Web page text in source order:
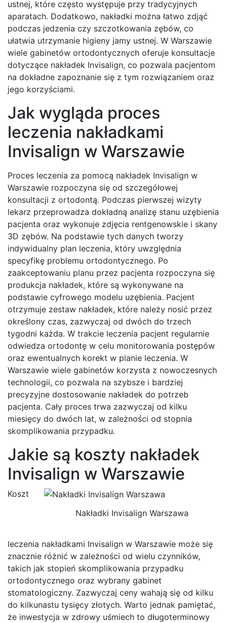
ustnej, które często występuje przy tradycyjnych
aparatach. Dodatkowo, nakładki można łatwo zdjąć
podczas jedzenia czy szczotkowania zębów, co
ułatwia utrzymanie higieny jamy ustnej. W Warszawie
wiele gabinetów ortodontycznych oferuje konsultacje
dotyczące nakładek Invisalign, co pozwala pacjentom
na dokładne zapoznanie się z tym rozwiązaniem oraz
jego korzyściami.
Jak wygląda proces
leczenia nakładkami
Invisalign w Warszawie
Proces leczenia za pomocą nakładek Invisalign w
Warszawie rozpoczyna się od szczegółowej
konsultacji z ortodontą. Podczas pierwszej wizyty
lekarz przeprowadza dokładną analizę stanu uzębienia
pacjenta oraz wykonuje zdjęcia rentgenowskie i skany
3D zębów. Na podstawie tych danych tworzy
indywidualny plan leczenia, który uwzględnia
specyfikę problemu ortodontycznego. Po
zaakceptowaniu planu przez pacjenta rozpoczyna się
produkcja nakładek, które są wykonywane na
podstawie cyfrowego modelu uzębienia. Pacjent
otrzymuje zestaw nakładek, które należy nosić przez
określony czas, zazwyczaj od dwóch do trzech
tygodni każda. W trakcie leczenia pacjent regularnie
odwiedza ortodontę w celu monitorowania postępów
oraz ewentualnych korekt w planie leczenia. W
Warszawie wiele gabinetów korzysta z nowoczesnych
technologii, co pozwala na szybsze i bardziej
precyzyjne dostosowanie nakładek do potrzeb
pacjenta. Cały proces trwa zazwyczaj od kilku
miesięcy do dwóch lat, w zależności od stopnia
skomplikowania przypadku.
Jakie są koszty nakładek
Invisalign w Warszawie
Nakładki Invisalign Warszawa
Koszt
leczenia nakładkami Invisalign w Warszawie może się
znacznie różnić w zależności od wielu czynników,
takich jak stopień skomplikowania przypadku
ortodontycznego oraz wybrany gabinet
stomatologiczny. Zazwyczaj ceny wahają się od kilku
do kilkunastu tysięcy złotych. Warto jednak pamiętać,
że inwestycja w zdrowy uśmiech to długoterminowy